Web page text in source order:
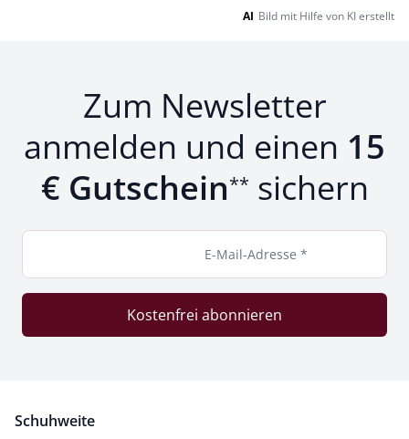
AI Bild mit Hilfe von KI erstellt
Zum Newsletter
anmelden und einen 15
€ Gutschein** sichern
E-Mail-Adresse *
Kostenfrei abonnieren
Schuhweite